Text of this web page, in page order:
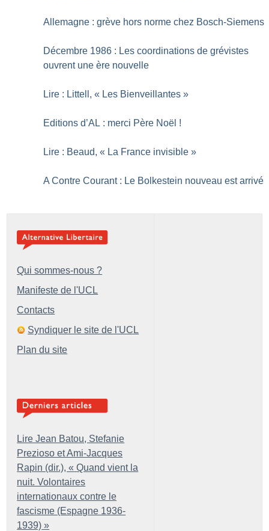
Allemagne : grève hors norme chez Bosch-Siemens
Décembre 1986 : Les coordinations de grévistes
ouvrent une ère nouvelle
Lire : Littell, « Les Bienveillantes »
Editions d’AL : merci Père Noël !
Lire : Beaud, « La France invisible »
A Contre Courant : Le Bolkestein nouveau est arrivé
Qui sommes-nous ?
Manifeste de l'UCL
Contacts
Syndiquer le site de l'UCL
Plan du site
Lire Jean Batou, Stefanie
Prezioso et Ami-Jacques
Rapin (dir.), « Quand vient la
nuit. Volontaires
internationaux contre le
fascisme (Espagne 1936-
1939) »